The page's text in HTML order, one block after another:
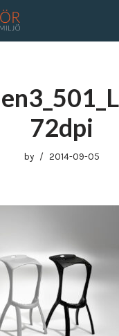
72dpi
by 2014-09-05